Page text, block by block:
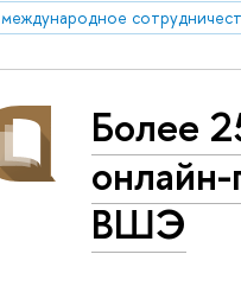
международное
Более
ВШЭ